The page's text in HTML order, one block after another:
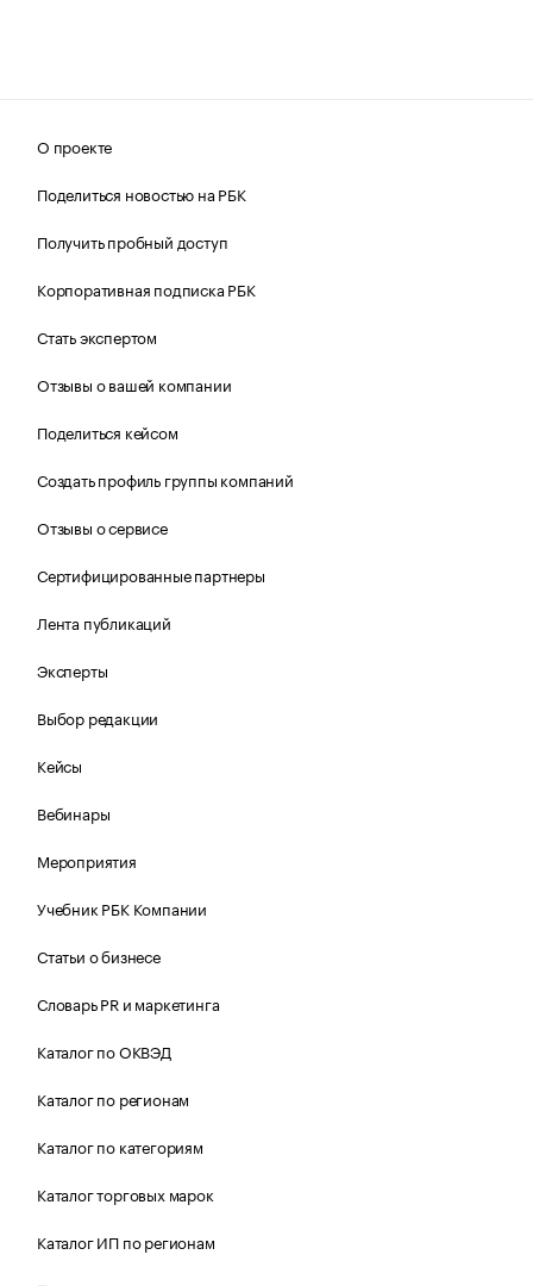
О проекте
Поделиться новостью на РБК
Получить пробный доступ
Корпоративная подписка РБК
Стать экспертом
Отзывы о вашей компании
Поделиться кейсом
Создать профиль группы компаний
Отзывы о сервисе
Сертифицированные партнеры
Лента публикаций
Эксперты
Выбор редакции
Кейсы
Вебинары
Мероприятия
Учебник РБК Компании
Статьи о бизнесе
Словарь PR и маркетинга
Каталог по ОКВЭД
Каталог по регионам
Каталог по категориям
Каталог торговых марок
Каталог ИП по регионам